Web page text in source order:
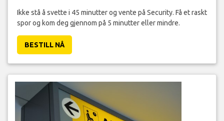
Ikke stå å svette i 45 minutter og vente på Security. Få et raskt
spor og kom deg gjennom på 5 minutter eller mindre.
BESTILL NÅ